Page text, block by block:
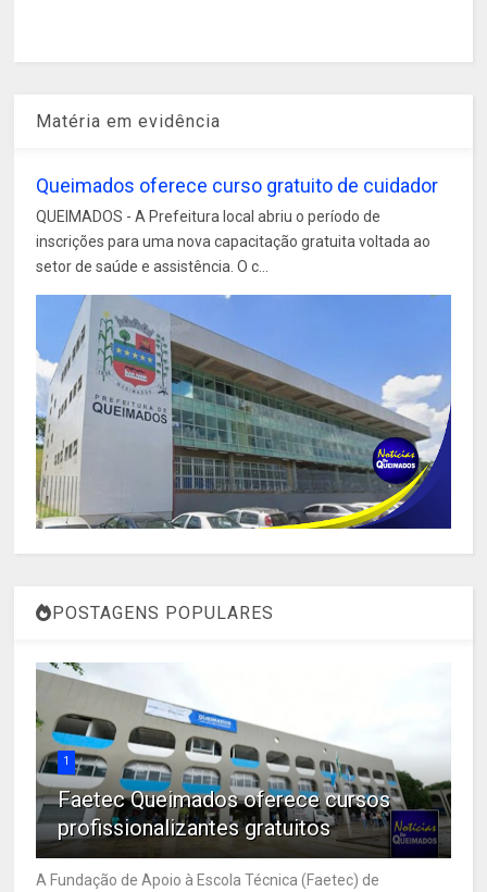
Matéria em evidência
Queimados oferece curso gratuito de cuidador
QUEIMADOS - A Prefeitura local abriu o período de
inscrições para uma nova capacitação gratuita voltada ao
setor de saúde e assistência. O c...
POSTAGENS POPULARES
1
Faetec Queimados oferece cursos
profissionalizantes gratuitos
A Fundação de Apoio à Escola Técnica (Faetec) de